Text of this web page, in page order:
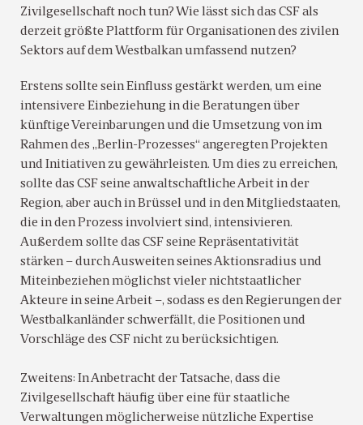
Zivilgesellschaft noch tun? Wie lässt sich das CSF als
derzeit größte Plattform für Organisationen des zivilen
Sektors auf dem Westbalkan umfassend nutzen?
Erstens sollte sein Einfluss gestärkt werden, um eine
intensivere Einbeziehung in die Beratungen über
künftige Vereinbarungen und die Umsetzung von im
Rahmen des „Berlin-Prozesses“ angeregten Projekten
und Initiativen zu gewährleisten. Um dies zu erreichen,
sollte das CSF seine anwaltschaftliche Arbeit in der
Region, aber auch in Brüssel und in den Mitgliedstaaten,
die in den Prozess involviert sind, intensivieren.
Außerdem sollte das CSF seine Repräsentativität
stärken – durch Ausweiten seines Aktionsradius und
Miteinbeziehen möglichst vieler nichtstaatlicher
Akteure in seine Arbeit –, sodass es den Regierungen der
Westbalkanländer schwerfällt, die Positionen und
Vorschläge des CSF nicht zu berücksichtigen.
Zweitens: In Anbetracht der Tatsache, dass die
Zivilgesellschaft häufig über eine für staatliche
Verwaltungen möglicherweise nützliche Expertise